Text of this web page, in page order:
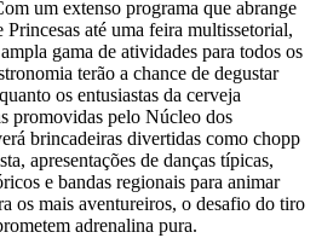
um extenso programa que abrange
Princesas até uma feira multissetorial,
gama de atividades para todos os
terão a chance de degustar
os entusiastas da cerveja
promovidas pelo Núcleo dos
brincadeiras divertidas como chopp
apresentações de danças típicas,
e bandas regionais para animar
os mais aventureiros, o desafio do tiro
adrenalina pura.